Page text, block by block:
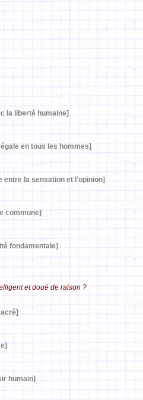
la liberté humaine]
en tous les hommes]
entre la sensation et l'opinion]
commune]
fondamentale]
et doué de raison ?
humain]